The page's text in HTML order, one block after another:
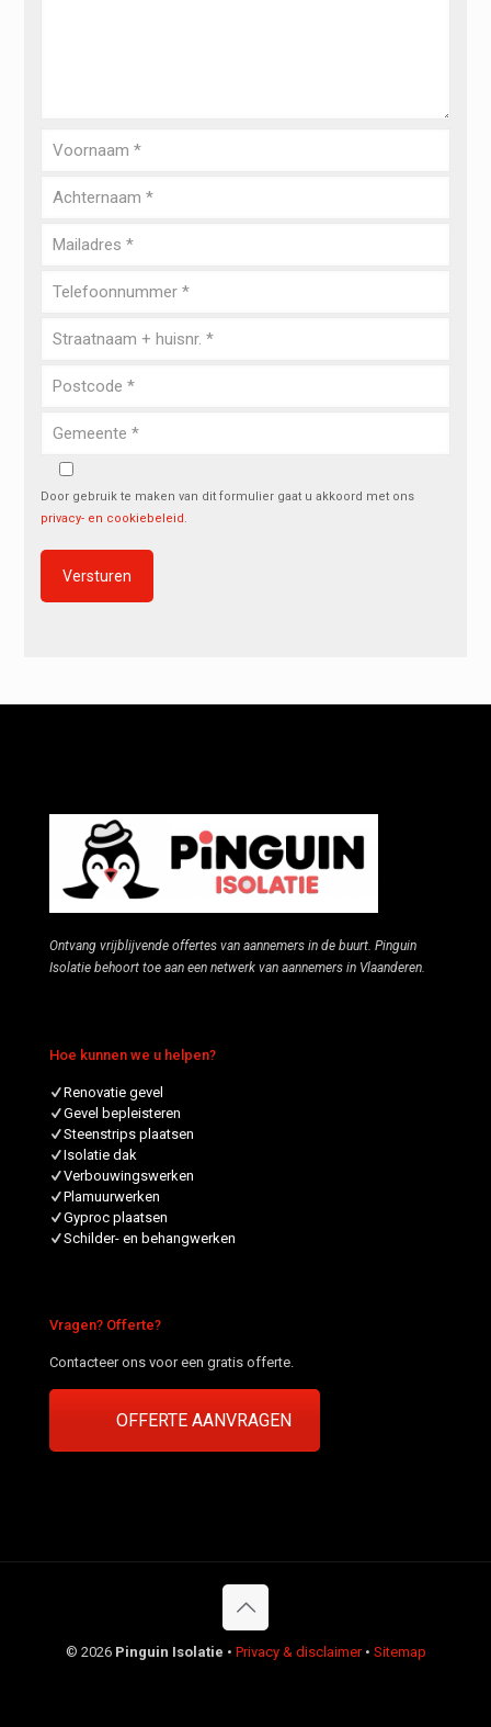
Door gebruik te maken van dit formulier gaat u akkoord met ons
privacy- en cookiebeleid .
Ontvang vrijblijvende offertes van aannemers in de buurt. Pinguin
Isolatie behoort toe aan een netwerk van aannemers in Vlaanderen.
Hoe kunnen we u helpen?
Renovatie gevel
Gevel bepleisteren
Steenstrips plaatsen
Isolatie dak
Verbouwingswerken
Plamuurwerken
Gyproc plaatsen
Schilder- en behangwerken
Vragen? Offerte?
Contacteer ons voor een gratis offerte.
OFFERTE AANVRAGEN
© 2026 Pinguin Isolatie • Privacy & disclaimer• Sitemap